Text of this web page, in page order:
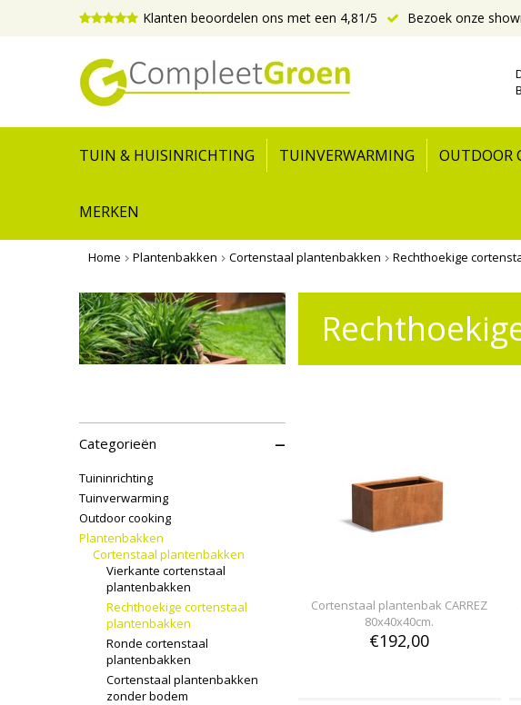
Klanten beoordelen ons met een 4,81/5 Bezoek onze
TUIN & HUISINRICHTING TUINVERWARMING OUTDOOR
MERKEN
Home Plantenbakken Cortenstaal plantenbakken Rechthoekige
Cortenstaal plantenbak CARREZ
80x40x40cm.
€192,00
Categorieën –
Tuininrichting
Tuinverwarming
Outdoor cooking
Plantenbakken
Cortenstaal plantenbakken
Vierkante cortenstaal
plantenbakken
Rechthoekige cortenstaal
plantenbakken
Ronde cortenstaal
plantenbakken
Cortenstaal plantenbakken
zonder bodem